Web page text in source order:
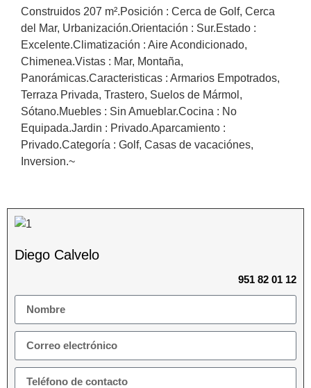
Construidos 207 m².Posición : Cerca de Golf, Cerca
del Mar, Urbanización.Orientación : Sur.Estado :
Excelente.Climatización : Aire Acondicionado,
Chimenea.Vistas : ‌Mar, ‌Montaña,
‌Panorámicas.Caracteristicas ‌: Armarios ‌Empotrados,
‌Terraza ‌Privada, ‌Trastero, ‌Suelos de ‌Mármol,
Sótano.Muebles : Sin ‌Amueblar.Cocina ‌: No
‌Equipada.Jardin ‌: ‌Privado.Aparcamiento :
Privado.Categoría ‌: ‌Golf, ‌Casas ‌de ‌vacaciónes,
‌Inversion.~
Diego Calvelo
951 82 01 12